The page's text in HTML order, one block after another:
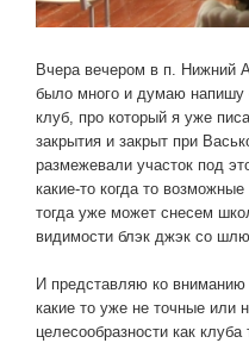
Вчера вечером в п. Нижний
было много и думаю напишу
клуб, про который я уже
закрытия и закрыт при
размежевали участок под
какие-то когда то
тогда уже может снесем
видимости блэк джэк со
И представляю ко вниманию
какие то уже не точные или
целесообразности как